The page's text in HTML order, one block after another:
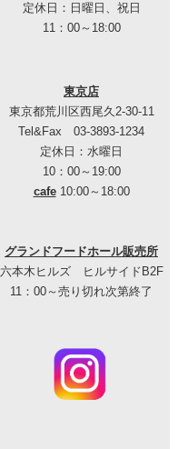
定休日：日曜日、祝日
11：00～18:00
東京店
東京都荒川区西尾久2-30-11
Tel&Fax 03-3893-1234
定休日：水曜日
10：00～19:00
cafe10:00～18:00
グランドフードホール販売所
六本木ヒルズ ヒルサイドB2F
11：00～売り切れ次第終了